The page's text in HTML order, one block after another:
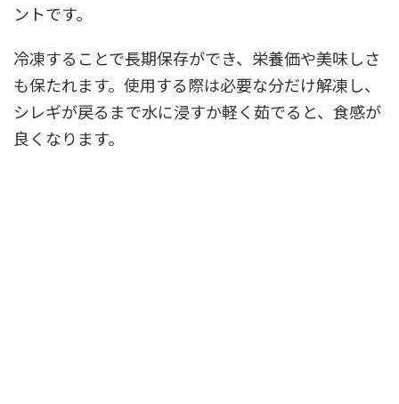
ントです。
冷凍することで長期保存ができ、栄養価や美味しさ
も保たれます。使用する際は必要な分だけ解凍し、
シレギが戻るまで水に浸すか軽く茹でると、食感が
良くなります。